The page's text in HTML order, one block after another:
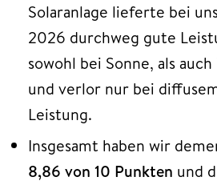
Solaranlage lieferte bei
2026 durchweg gute
sowohl bei Sonne, als
und verlor nur bei
Leistung.
Insgesamt haben wir
8,86 von 10 Punkten und